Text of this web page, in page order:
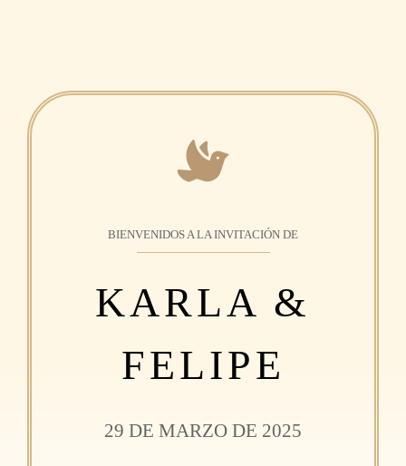
BIENVENIDOS A LA INVITACIÓN DE
KARLA &
FELIPE
29 DE MARZO DE 2025